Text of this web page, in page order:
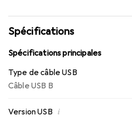
conducteurs en cuivre étamé
transmission optimale et sans
corrosion durable et la grande
les contacts et les manchons de
Spécifications
Spécifications principales
Type de câble USB
Câble USB B
Version USB i